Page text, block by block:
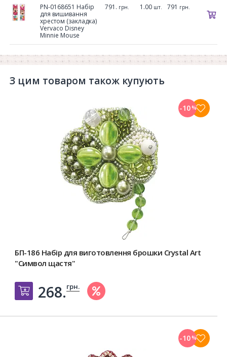
PN-0168651 Набір
для вишивання
хрестом (закладка)
Vervaco Disney
Minnie Mouse
791. грн. 1.00 шт. 791 грн.
З цим товаром також купують
БП-186 Набір для виготовлення брошки Crystal Art
"Символ щастя"
Добавить в корзину
268.грн.
-10%
-10%